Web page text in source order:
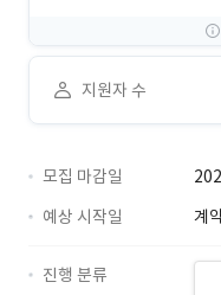
지원자 수
모집 마감일
예상 시작일
계
진행 분류